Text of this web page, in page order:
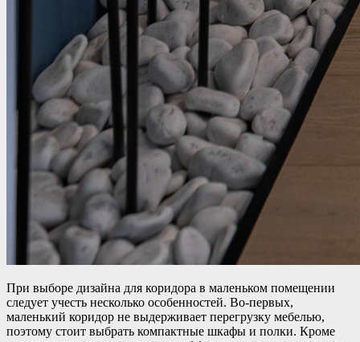
При выборе дизайна для коридора в маленьком помещении
следует учесть несколько особенностей. Во-первых,
маленький коридор не выдерживает перегрузку мебелью,
поэтому стоит выбрать компактные шкафы и полки. Кроме